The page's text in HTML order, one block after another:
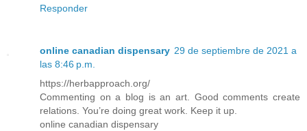
Responder
online canadian dispensary 29 de septiembre de 2021 a
las 8:46 p.m.
https://herbapproach.org/
Commenting on a blog is an art. Good comments create
relations. You’re doing great work. Keep it up.
online canadian dispensary